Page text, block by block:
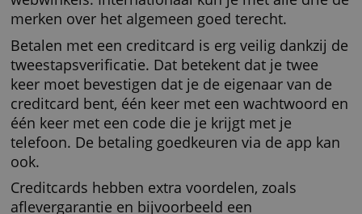
Nadelen:
Minimumleeftijd is 18 jaar
Wisselkoersopslag bij vreemde valuta
Achteraf betalen niet altijd mogelijk
Creditcard